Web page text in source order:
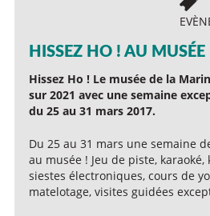
HISSEZ HO ! AU
Hissez Ho ! Le musée de la
sur 2021 avec une semaine
du 25 au 31 mars 2017.
Du 25 au 31 mars une semaine
au musée ! Jeu de piste, karaoké,
siestes électroniques, cours de
matelotage, visites guidées